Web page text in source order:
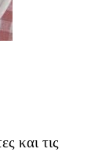
και τις